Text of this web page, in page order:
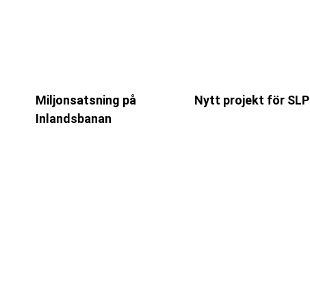
Miljonsatsning på
Inlandsbanan
Nytt projekt för SLP